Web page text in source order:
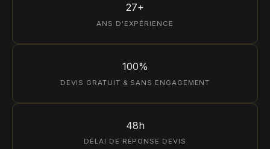
27+
ANS D'EXPÉRIENCE
100%
DEVIS GRATUIT & SANS ENGAGEMENT
48h
DÉLAI DE RÉPONSE DEVIS